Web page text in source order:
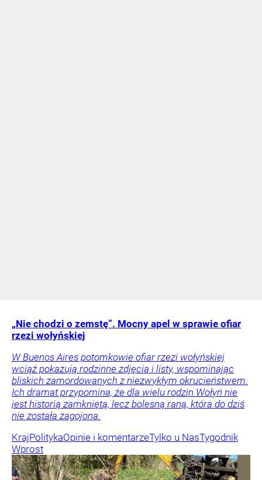
„Nie chodzi o zemstę”. Mocny apel w sprawie ofiar
rzezi wołyńskiej
W Buenos Aires potomkowie ofiar rzezi wołyńskiej
wciąż pokazują rodzinne zdjęcia i listy, wspominając
bliskich zamordowanych z niezwykłym okrucieństwem.
Ich dramat przypomina, że dla wielu rodzin Wołyń nie
jest historią zamkniętą, lecz bolesną raną, która do dziś
nie została zagojona.
KrajPolitykaOpinie i komentarzeTylko u NasTygodnik
Wprost